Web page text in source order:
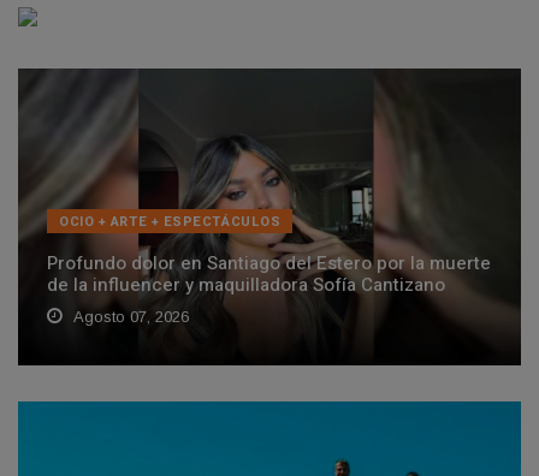
OCIO + ARTE + ESPECTÁCULOS
Profundo dolor en Santiago del Estero por la muerte
de la influencer y maquilladora Sofía Cantizano
Agosto 07, 2026